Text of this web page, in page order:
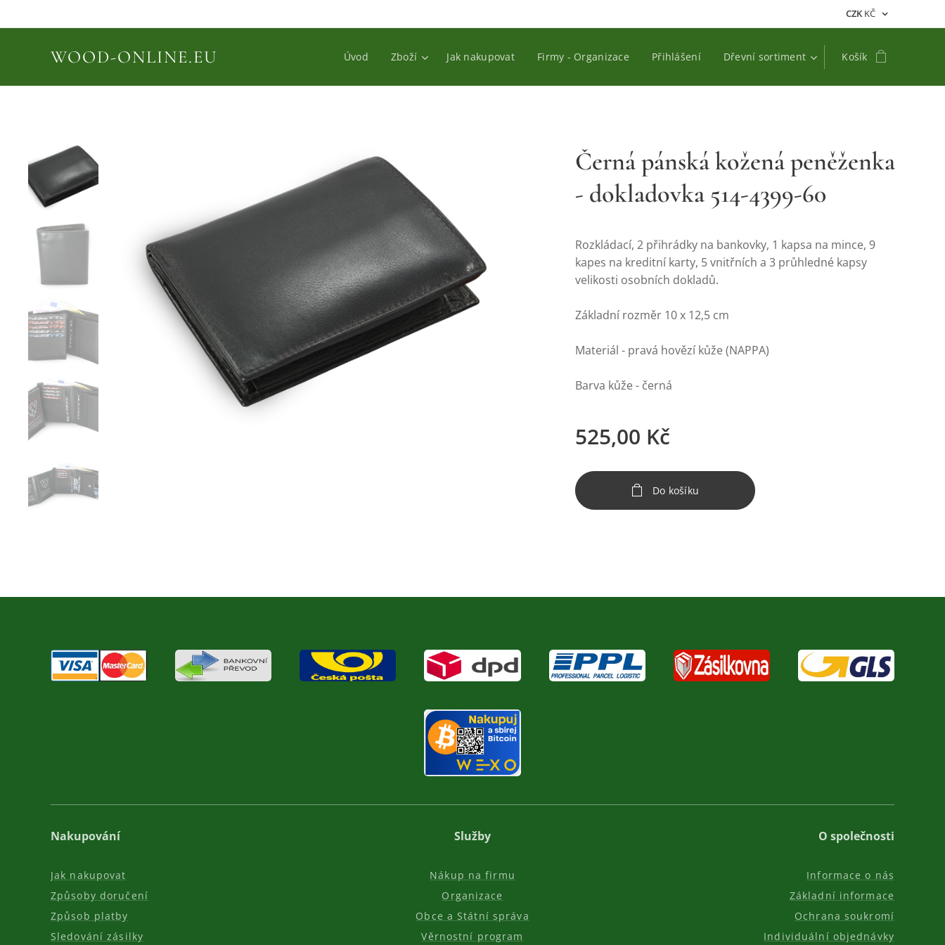
CZK KČ
WOOD-ONLINE.EU Úvod Zboží Jak nakupovat Firmy - Organizace Přihlášení Dřevní sortiment Košík
Černá pánská kožená peněženka
- dokladovka 514-4399-60
Rozkládací, 2 přihrádky na bankovky, 1 kapsa na mince, 9
kapes na kreditní karty, 5 vnitřních a 3 průhledné kapsy
velikosti osobních dokladů.
Základní rozměr 10 x 12,5 cm
Materiál - pravá hovězí kůže (NAPPA)
Barva kůže - černá
525,00 Kč
Do košíku
Nakupování
Jak nakupovat
Způsoby doručení
Způsob platby
Sledování zásilky
Služby
Nákup na firmu
Organizace
Obce a Státní správa
Věrnostní program
O společnosti
Informace o nás
Základní informace
Ochrana soukromí
Individuální objednávky